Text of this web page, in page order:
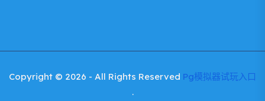
Copyright © 2026 - All Rights Reserved Pg模拟器试玩入口
.